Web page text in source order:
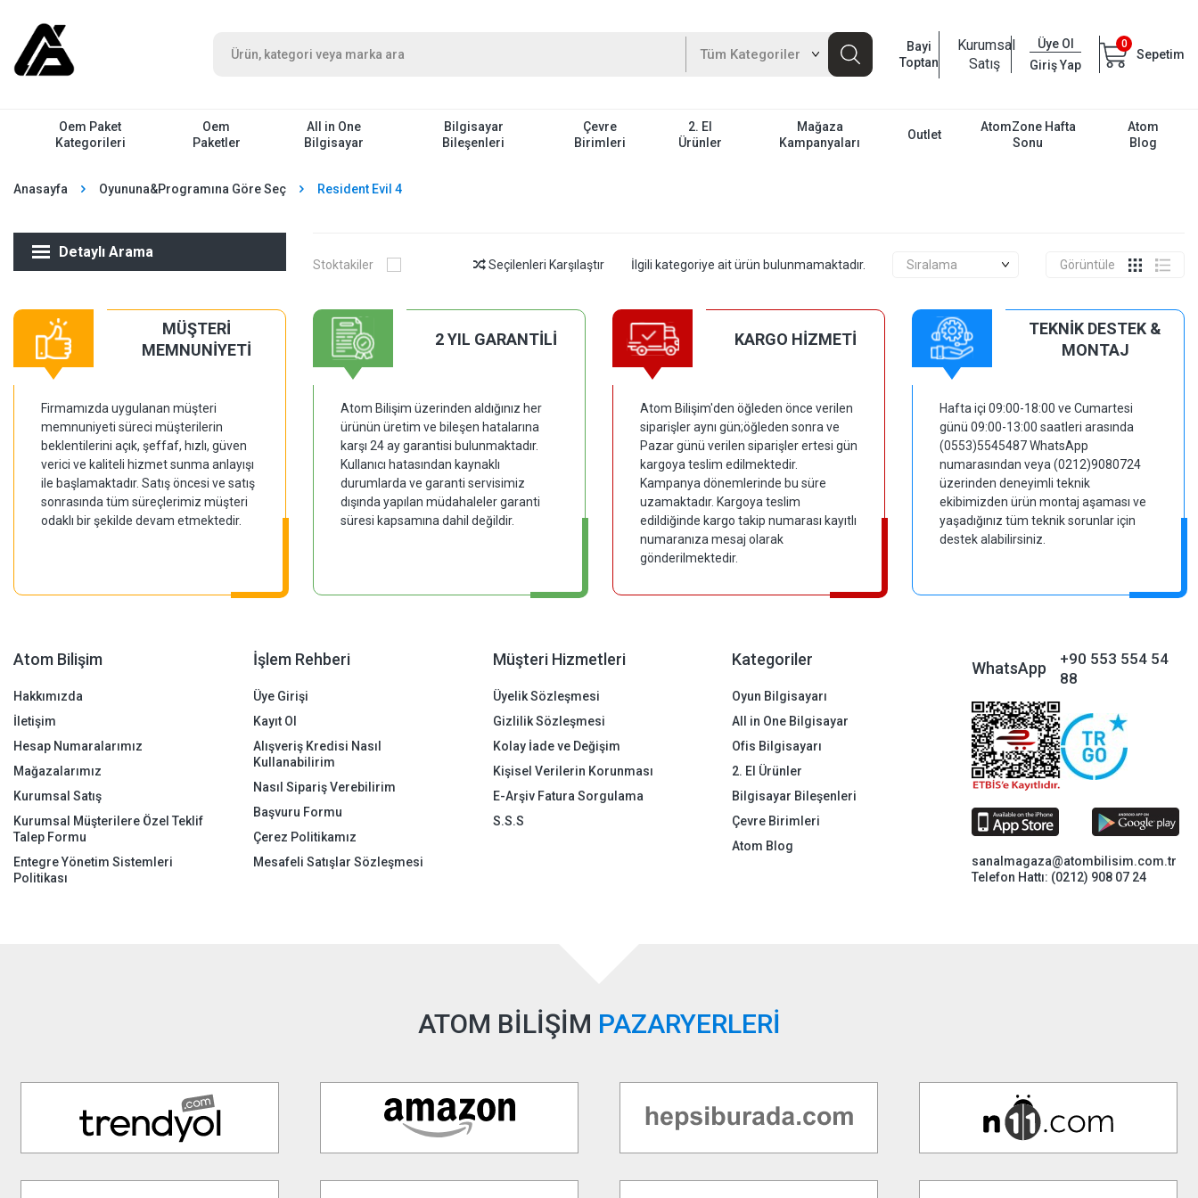
Bayi
Toptan
Kurumsal
Satış
Üye Ol
Giriş Yap
0
Sepetim
Oem Paket
Kategorileri
Oem
Paketler
All in One
Bilgisayar
Bilgisayar
Bileşenleri
Çevre
Birimleri
2. El
Ürünler
Mağaza
Kampanyaları
Outlet
AtomZone Hafta
Sonu
Atom
Blog
Anasayfa Oyununa&Programına Göre Seç Resident Evil 4
Detaylı Arama
Stoktakiler Seçilenleri Karşılaştır İlgili kategoriye ait ürün bulunmamaktadır. Görüntüle
MÜŞTERİ
MEMNUNİYETİ
Firmamızda uygulanan müşteri
memnuniyeti süreci müşterilerin
beklentilerini açık, şeffaf, hızlı, güven
verici ve kaliteli hizmet sunma anlayışı
ile başlamaktadır. Satış öncesi ve satış
sonrasında tüm süreçlerimiz müşteri
odaklı bir şekilde devam etmektedir.
2 YIL GARANTİLİ
Atom Bilişim üzerinden aldığınız her
ürünün üretim ve bileşen hatalarına
karşı 24 ay garantisi bulunmaktadır.
Kullanıcı hatasından kaynaklı
durumlarda ve garanti servisimiz
dışında yapılan müdahaleler garanti
süresi kapsamına dahil değildir.
KARGO HİZMETİ
Atom Bilişim'den öğleden önce verilen
siparişler aynı gün;öğleden sonra ve
Pazar günü verilen siparişler ertesi gün
kargoya teslim edilmektedir.
Kampanya dönemlerinde bu süre
uzamaktadır. Kargoya teslim
edildiğinde kargo takip numarası kayıtlı
numaranıza mesaj olarak
gönderilmektedir.
TEKNİK DESTEK &
MONTAJ
Hafta içi 09:00-18:00 ve Cumartesi
günü 09:00-13:00 saatleri arasında
(0553)5545487 WhatsApp
numarasından veya (0212)9080724
üzerinden deneyimli teknik
ekibimizden ürün montaj aşaması ve
yaşadığınız tüm teknik sorunlar için
destek alabilirsiniz.
Atom Bilişim
Hakkımızda
İletişim
Hesap Numaralarımız
Mağazalarımız
Kurumsal Satış
Kurumsal Müşterilere Özel Teklif
Talep Formu
Entegre Yönetim Sistemleri
Politikası
İşlem Rehberi
Üye Girişi
Kayıt Ol
Alışveriş Kredisi Nasıl
Kullanabilirim
Nasıl Sipariş Verebilirim
Başvuru Formu
Çerez Politikamız
Mesafeli Satışlar Sözleşmesi
Müşteri Hizmetleri
Üyelik Sözleşmesi
Gizlilik Sözleşmesi
Kolay İade ve Değişim
Kişisel Verilerin Korunması
E-Arşiv Fatura Sorgulama
S.S.S
Kategoriler
Oyun Bilgisayarı
All in One Bilgisayar
Ofis Bilgisayarı
2. El Ürünler
Bilgisayar Bileşenleri
Çevre Birimleri
Atom Blog
WhatsApp
+90 553 554 54
88
sanalmagaza@atombilisim.com.tr
Telefon Hattı: (0212) 908 07 24
ATOM BİLİŞİM PAZARYERLERİ